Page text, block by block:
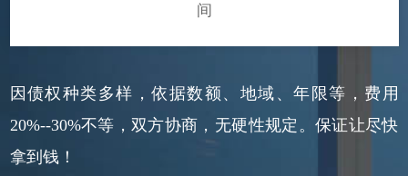
间
因债权种类多样，依据数额、地域、年限等，费用
20%--30%不等，双方协商，无硬性规定。保证让尽快
拿到钱！